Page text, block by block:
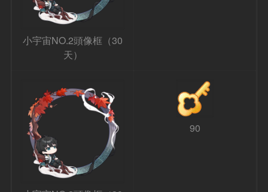
小宇宙NO.2頭像框（30
天）
90